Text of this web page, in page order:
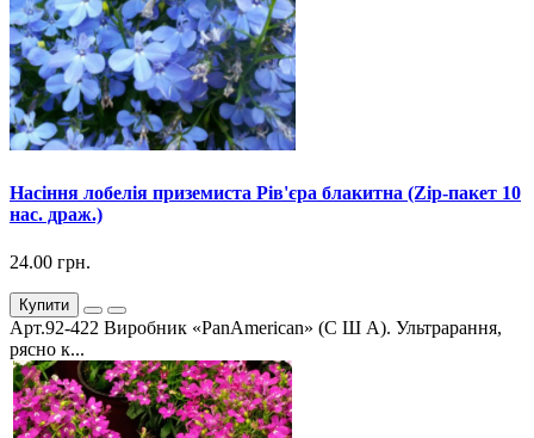
Насіння лобелія приземиста Рів'єра блакитна (Zip-пакет 10
нас. драж.)
24.00 грн.
Купити
Арт.92-422 Виробник «PanAmerican» (С Ш А). Ультрарання,
рясно к...